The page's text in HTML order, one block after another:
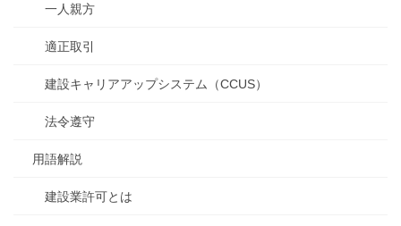
一人親方
適正取引
建設キャリアアップシステム（CCUS）
法令遵守
用語解説
建設業許可とは